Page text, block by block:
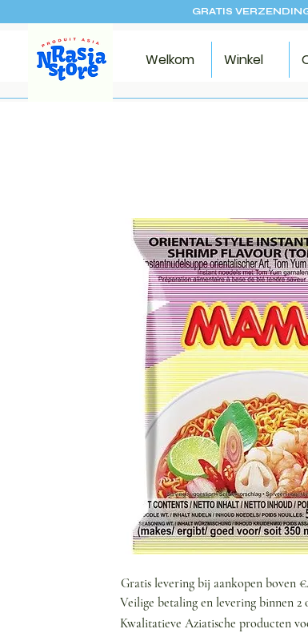
Welkom Winkel
GRATIS
Gratis levering bij aankopen boven
Veilige betaling en levering binnen 2
Kwalitatieve Aziatische producten